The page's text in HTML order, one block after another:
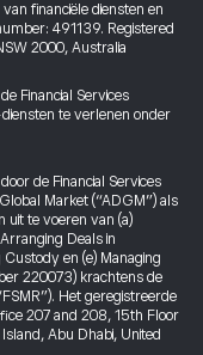
financiële diensten en
491139. Registered
2000, Australia
Financial Services
te verlenen onder
de Financial Services
Market (“ADGM”) als
uit te voeren van (a)
Deals in
en (e) Managing
220073) krachtens de
Het geregistreerde
207 and 208, 15th Floor
Abu Dhabi, United